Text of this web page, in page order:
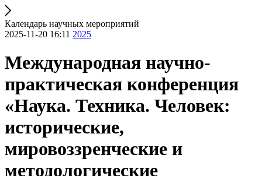
Календарь научных мероприятий
2025-11-20 16:11 2025
Международная научно-
практическая конференция
«Наука. Техника. Человек:
исторические,
мировоззренческие и
методологические